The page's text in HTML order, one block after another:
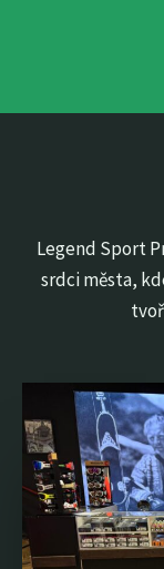
Legend Sport
srdci města,